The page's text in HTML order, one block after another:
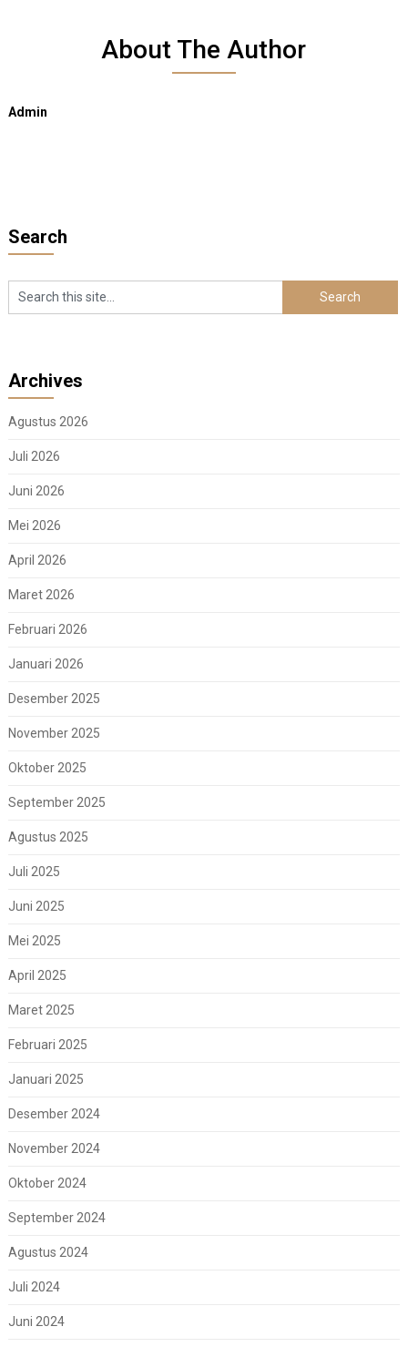
About The Author
Admin
Search
Archives
Agustus 2026
Juli 2026
Juni 2026
Mei 2026
April 2026
Maret 2026
Februari 2026
Januari 2026
Desember 2025
November 2025
Oktober 2025
September 2025
Agustus 2025
Juli 2025
Juni 2025
Mei 2025
April 2025
Maret 2025
Februari 2025
Januari 2025
Desember 2024
November 2024
Oktober 2024
September 2024
Agustus 2024
Juli 2024
Juni 2024